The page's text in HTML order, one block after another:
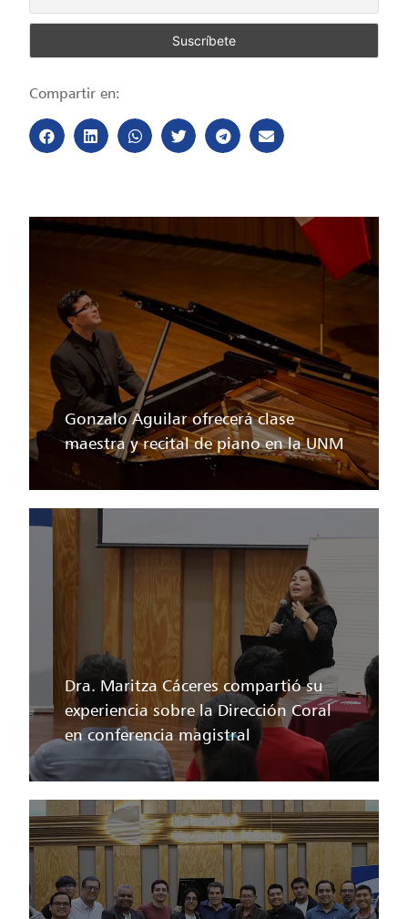
Compartir en:
Gonzalo Aguilar ofrecerá clase
maestra y recital de piano en la UNM
Dra. Maritza Cáceres compartió su
experiencia sobre la Dirección Coral
en conferencia magistral